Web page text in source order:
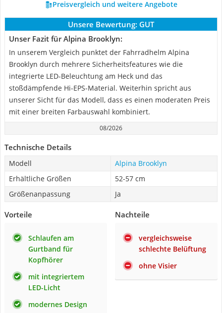
Preisvergleich und weitere Angebote
Unsere Bewertung: GUT
Unser Fazit für Alpina Brooklyn:
In unserem Vergleich punktet der Fahrradhelm Alpina
Brooklyn durch mehrere Sicherheitsfeatures wie die
integrierte LED-Beleuchtung am Heck und das
stoßdämpfende Hi-EPS-Material. Weiterhin spricht aus
unserer Sicht für das Modell, dass es einen moderaten Preis
mit einer breiten Farbauswahl kombiniert.
08/2026
Technische Details
Modell
Alpina Brooklyn
Erhältliche Größen
52-57 cm
Größenanpassung
Ja
Vorteile
Schlaufen am
Gurtband für
Kopfhörer
mit integriertem
LED-Licht
modernes Design
Nachteile
vergleichsweise
schlechte Belüftung
ohne Visier